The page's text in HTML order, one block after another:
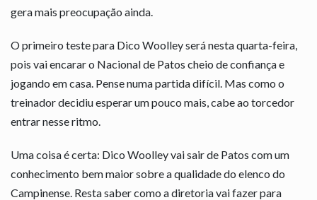
gera mais preocupação ainda.
O primeiro teste para Dico Woolley será nesta quarta-feira,
pois vai encarar o Nacional de Patos cheio de confiança e
jogando em casa. Pense numa partida difícil. Mas como o
treinador decidiu esperar um pouco mais, cabe ao torcedor
entrar nesse ritmo.
Uma coisa é certa: Dico Woolley vai sair de Patos com um
conhecimento bem maior sobre a qualidade do elenco do
Campinense. Resta saber como a diretoria vai fazer para